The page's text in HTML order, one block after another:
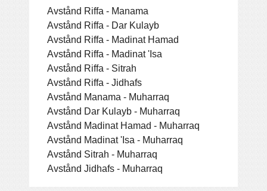
Avstånd Riffa - Manama
Avstånd Riffa - Dar Kulayb
Avstånd Riffa - Madinat Hamad
Avstånd Riffa - Madinat 'Isa
Avstånd Riffa - Sitrah
Avstånd Riffa - Jidhafs
Avstånd Manama - Muharraq
Avstånd Dar Kulayb - Muharraq
Avstånd Madinat Hamad - Muharraq
Avstånd Madinat 'Isa - Muharraq
Avstånd Sitrah - Muharraq
Avstånd Jidhafs - Muharraq